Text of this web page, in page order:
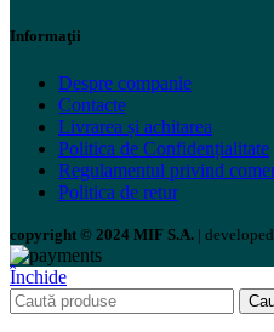
Informaţii
Despre companie
Contacte
Livrarea și achitarea
Politica de Confidențialitate
Regulamentul privind
Politica de retur
copyright © 2024 MIF S.A. |
Închide